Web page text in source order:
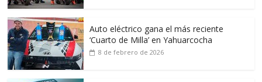
Auto eléctrico gana el más reciente
‘Cuarto de Milla’ en Yahuarcocha
8 de febrero de 2026